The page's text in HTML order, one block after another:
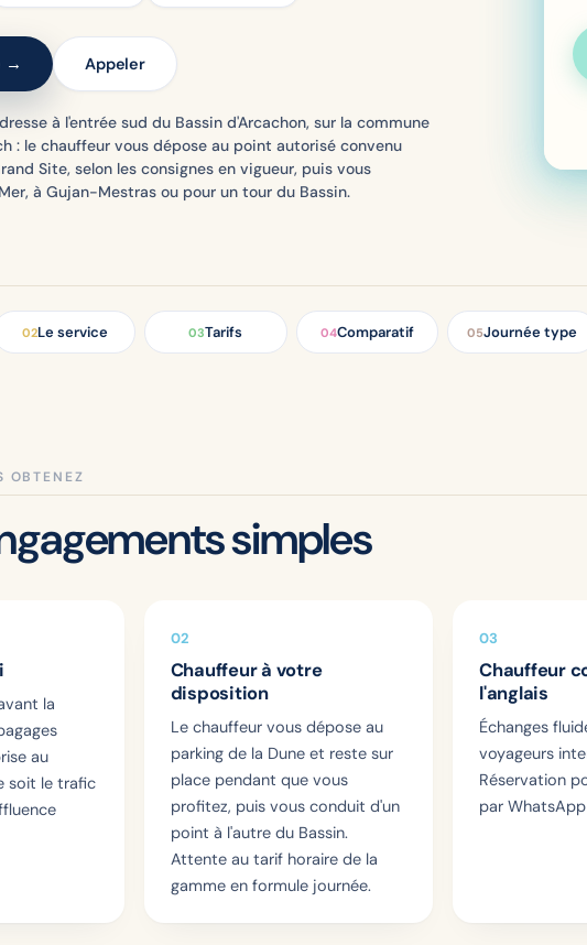
→ Appeler
à l'entrée sud du Bassin d'Arcachon, sur la commune
: le chauffeur vous dépose au point autorisé convenu
Site, selon les consignes en vigueur, puis vous
à Gujan-Mestras ou pour un tour du Bassin.
02Le service 03Tarifs 04Comparatif 05Journée type
OBTENEZ
simples
la
au
soit le trafic
02
Chauffeur à votre
disposition
Le chauffeur vous dépose au
parking de la Dune et reste sur
place pendant que vous
profitez, puis vous conduit d'un
point à l'autre du Bassin.
Attente au tarif horaire de la
gamme en formule journée.
03
Chauffeur
l'anglais
Échanges
voyageurs
Réservation
par